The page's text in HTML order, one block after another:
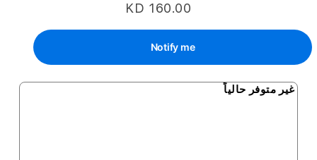
KD 160.00
Notify me
غير متوفر حالياً